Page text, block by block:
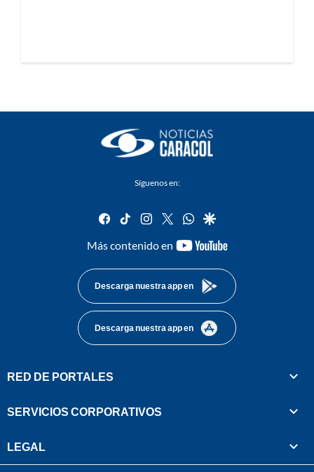
Síguenos en:
facebook
tiktok instagram
twitterwhatsapp
google
Más contenido en
youtube-
Descarga nuestra app en
Descarga nuestra app en
RED DE PORTALES
SERVICIOS CORPORATIVOS
LEGAL